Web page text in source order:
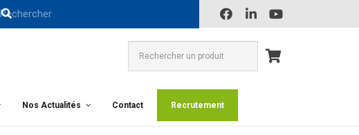
Nos Actualités Contact Recrutement